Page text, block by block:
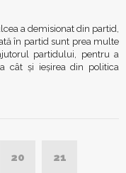
a demisionat din partid,
în partid sunt prea multe
partidului, pentru a
cât şi ieşirea din politica
20 21